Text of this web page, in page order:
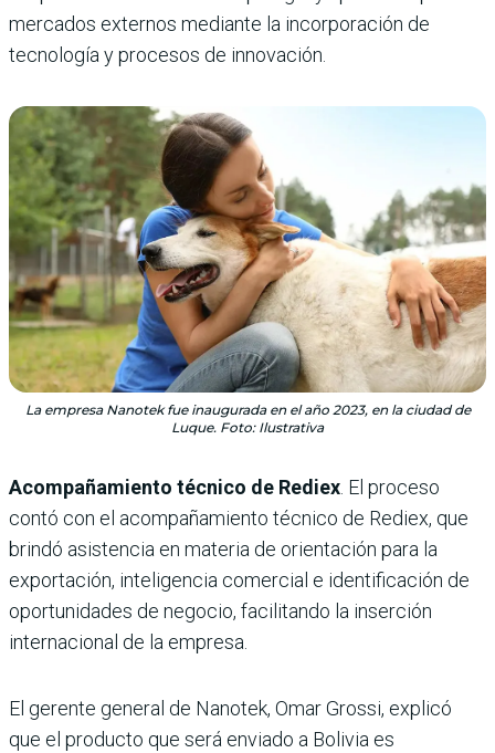
mercados externos mediante la incorporación de
tecnología y procesos de innovación.
La empresa Nanotek fue inaugurada en el año 2023, en la ciudad de
Luque. Foto: Ilustrativa
Acompañamiento técnico de Rediex . El proceso
contó con el acompañamiento técnico de Rediex, que
brindó asistencia en materia de orientación para la
exportación, inteligencia comercial e identificación de
oportunidades de negocio, facilitando la inserción
internacional de la empresa.
El gerente general de Nanotek, Omar Grossi, explicó
que el producto que será enviado a Bolivia es